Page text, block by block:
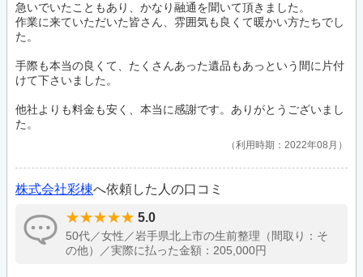
急いでいたこともあり、かなり融通を聞いて頂きました。
作業に来ていただいた皆さん、雰囲気も良くて暖かい方たちでし
た。
手際も本当の良くて、たくさんあった遺品もあっという間に片付
けて下さいました。
他社よりも料金も安く、本当に感謝です。ありがとうございまし
た。
利用時期：2022年08月
株式会社彩棟へ依頼した人の口コミ
5.0
50代／女性／岩手県北上市の生前整理（間取り：そ
の他）／実際に払った金額：205,000円